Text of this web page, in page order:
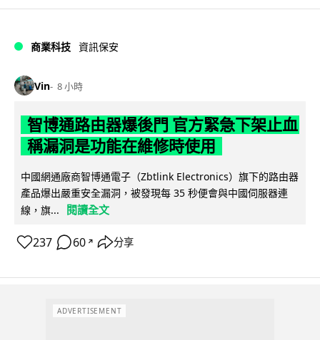
商業科技 資訊保安
Vin 8 小時
智博通路由器爆後門 官方緊急下架止血
稱漏洞是功能在維修時使用
中國網通廠商智博通電子（Zbtlink Electronics）旗下的路由器
產品爆出嚴重安全漏洞，被發現每 35 秒便會與中國伺服器連
線，旗...
閱讀全文
237 60 ↗ 分享
ADVERTISEMENT